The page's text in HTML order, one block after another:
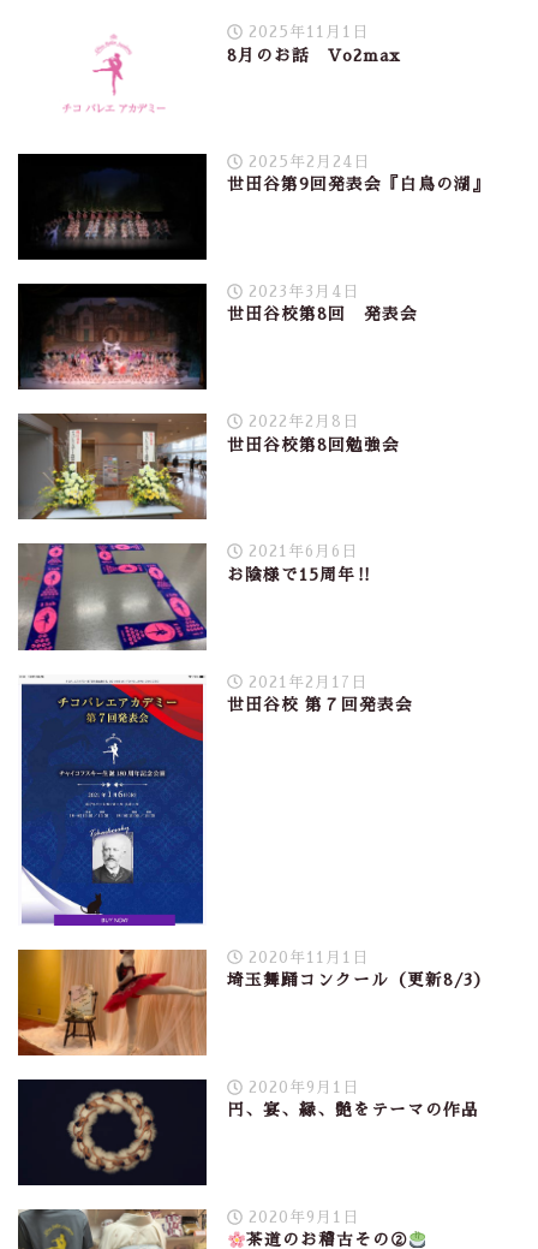
2025年11月1日
8月のお話 Vo2max
2025年2月24日
世田谷第9回発表会『白鳥の湖』
2023年3月4日
世田谷校第8回 発表会
2022年2月8日
世田谷校第8回勉強会
2021年6月6日
お陰様で15周年‼︎
2021年2月17日
世田谷校 第７回発表会
2020年11月1日
埼玉舞踊コンクール（更新8/3）
2020年9月1日
円、宴、縁、艶をテーマの作品
2020年9月1日
茶道のお稽古その②